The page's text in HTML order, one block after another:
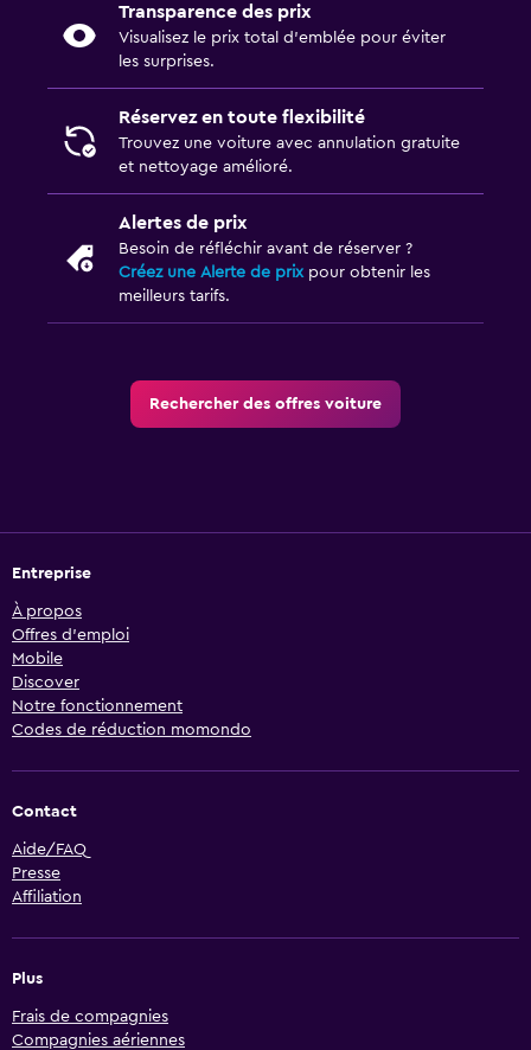
Transparence des prix
Visualisez le prix total d’emblée pour éviter
les surprises.
Réservez en toute flexibilité
Trouvez une voiture avec annulation gratuite
et nettoyage amélioré.
Alertes de prix
Besoin de réfléchir avant de réserver ?
Créez une Alerte de prixpour obtenir les
meilleurs tarifs.
Rechercher des offres voiture
Entreprise
À propos
Offres d’emploi
Mobile
Discover
Notre fonctionnement
Codes de réduction momondo
Contact
Aide/FAQ
Presse
Affiliation
Plus
Frais de compagnies
Compagnies aériennes